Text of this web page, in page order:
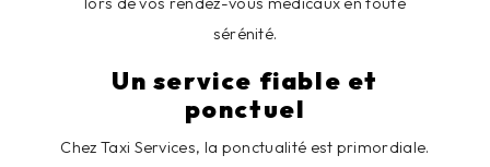
sérénité.
Un service fiable et
ponctuel
Chez Taxi Services, la ponctualité est primordiale.